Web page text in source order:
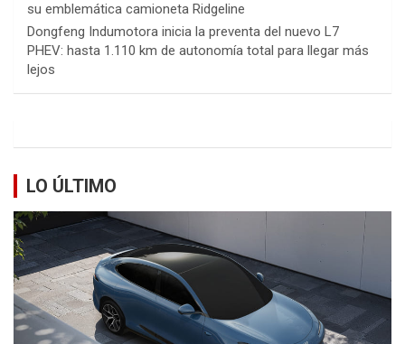
su emblemática camioneta Ridgeline
Dongfeng Indumotora inicia la preventa del nuevo L7
PHEV: hasta 1.110 km de autonomía total para llegar más
lejos
LO ÚLTIMO